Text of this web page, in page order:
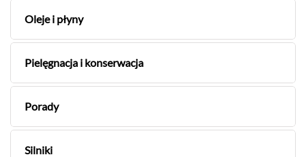
Oleje i płyny
Pielęgnacja i konserwacja
Porady
Silniki